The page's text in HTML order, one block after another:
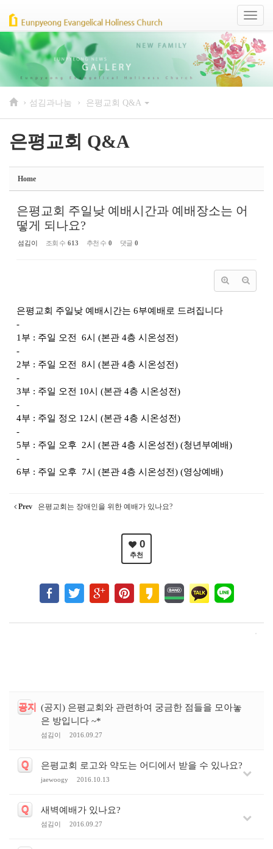
Toggle
› 섬김과나눔 › 은평교회 Q&A
은평교회 Q&A
Home
은평교회 주일낮 예배시간과 예배장소는 어
떻게 되나요?
섬김이 조회 수 613 추천 수 0 댓글 0
은평교회 주일낮 예배시간는 6부예배로 드려집니다
-
1부 : 주일 오전 6시 (본관 4층 시온성전)
-
2부 : 주일 오전 8시 (본관 4층 시온성전)
-
3부 : 주일 오전 10시 (본관 4층 시온성전)
-
4부 : 주일 정오 12시 (본관 4층 시온성전)
-
5부 : 주일 오후 2시 (본관 4층 시온성전) (청년부예배)
-
6부 : 주일 오후 7시 (본관 4층 시온성전) (영상예배)
Prev 은평교회는 장애인을 위한 예배가 있나요?
0
추천
공지 (공지) 은평교회와 관련하여 궁금한 점들을 모아놓
은 방입니다 ~*
섬김이 2016.09.27
Q 은평교회 로고와 약도는 어디에서 받을 수 있나요?
jaewoogy 2016.10.13
Q 새벽예배가 있나요?
섬김이 2016.09.27